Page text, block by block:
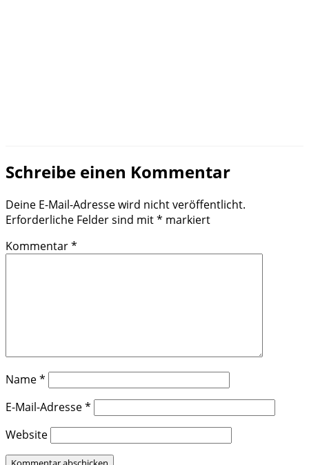
Schreibe einen Kommentar
Deine E-Mail-Adresse wird nicht veröffentlicht.
Erforderliche Felder sind mit* markiert
Kommentar*
Name*
E-Mail-Adresse*
Website